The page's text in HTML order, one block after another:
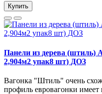
Купить
Панели из дерева (штиль)
2,904м2 упак8 шт) ДОЗ
Вагонка "Штиль" очень
профиль евровагонки